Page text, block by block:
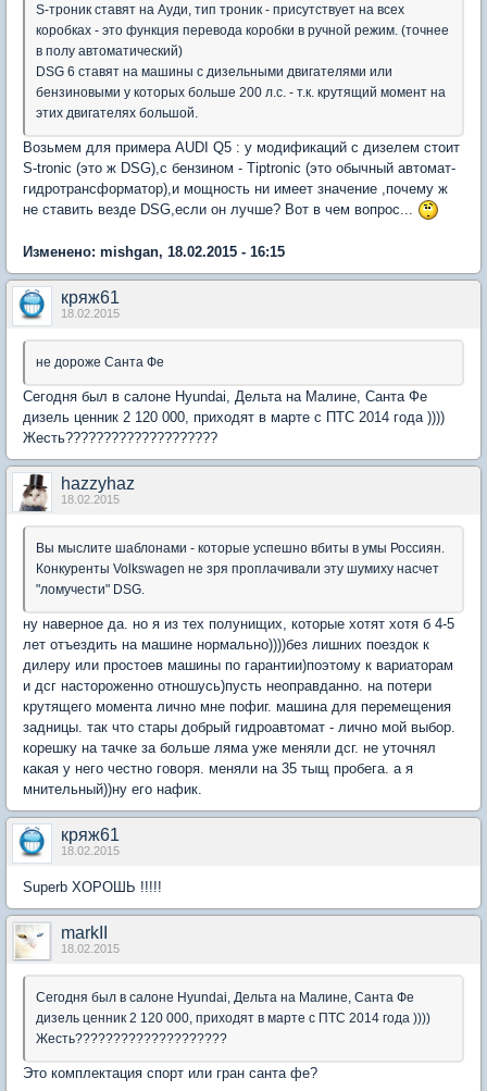
S-троник ставят на Ауди, тип троник - присутствует на всех
коробках - это функция перевода коробки в ручной режим. (точнее
в полу автоматический)
DSG 6 ставят на машины с дизельными двигателями или
бензиновыми у которых больше 200 л.с. - т.к. крутящий момент на
этих двигателях большой.
Возьмем для примера AUDI Q5 : у модификаций с дизелем стоит
S-tronic (это ж DSG),с бензином - Tiptronic (это обычный автомат-
гидротрансформатор),и мощность ни имеет значение ,почему ж
не ставить везде DSG,если он лучше? Вот в чем вопрос...
Изменено: mishgan, 18.02.2015 - 16:15
кряж61
18.02.2015
не дороже Санта Фе
Сегодня был в салоне Hyundai, Дельта на Малине, Санта Фе
дизель ценник 2 120 000, приходят в марте с ПТС 2014 года ))))
Жесть????????????????????
hazzyhaz
18.02.2015
Вы мыслите шаблонами - которые успешно вбиты в умы Россиян.
Конкуренты Volkswagen не зря проплачивали эту шумиху насчет
"ломучести" DSG.
ну наверное да. но я из тех полунищих, которые хотят хотя б 4-5
лет отъездить на машине нормально))))без лишних поездок к
дилеру или простоев машины по гарантии)поэтому к вариаторам
и дсг настороженно отношусь)пусть неоправданно. на потери
крутящего момента лично мне пофиг. машина для перемещения
задницы. так что стары добрый гидроавтомат - лично мой выбор.
корешку на тачке за больше ляма уже меняли дсг. не уточнял
какая у него честно говоря. меняли на 35 тыщ пробега. а я
мнительный))ну его нафик.
кряж61
18.02.2015
Superb ХОРОШЬ !!!!!
markII
18.02.2015
Сегодня был в салоне Hyundai, Дельта на Малине, Санта Фе
дизель ценник 2 120 000, приходят в марте с ПТС 2014 года ))))
Жесть????????????????????
Это комплектация спорт или гран санта фе?